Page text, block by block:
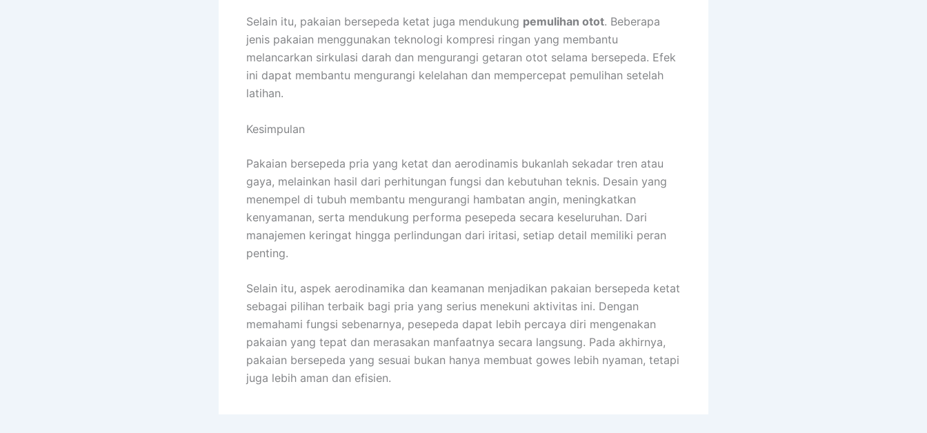
Selain itu, pakaian bersepeda ketat juga mendukung pemulihan otot. Beberapa
jenis pakaian menggunakan teknologi kompresi ringan yang membantu
melancarkan sirkulasi darah dan mengurangi getaran otot selama bersepeda. Efek
ini dapat membantu mengurangi kelelahan dan mempercepat pemulihan setelah
latihan.
Kesimpulan
Pakaian bersepeda pria yang ketat dan aerodinamis bukanlah sekadar tren atau
gaya, melainkan hasil dari perhitungan fungsi dan kebutuhan teknis. Desain yang
menempel di tubuh membantu mengurangi hambatan angin, meningkatkan
kenyamanan, serta mendukung performa pesepeda secara keseluruhan. Dari
manajemen keringat hingga perlindungan dari iritasi, setiap detail memiliki peran
penting.
Selain itu, aspek aerodinamika dan keamanan menjadikan pakaian bersepeda ketat
sebagai pilihan terbaik bagi pria yang serius menekuni aktivitas ini. Dengan
memahami fungsi sebenarnya, pesepeda dapat lebih percaya diri mengenakan
pakaian yang tepat dan merasakan manfaatnya secara langsung. Pada akhirnya,
pakaian bersepeda yang sesuai bukan hanya membuat gowes lebih nyaman, tetapi
juga lebih aman dan efisien.